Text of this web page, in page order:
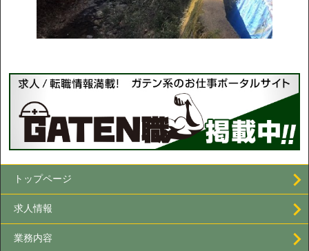
トップページ
求人情報
業務内容